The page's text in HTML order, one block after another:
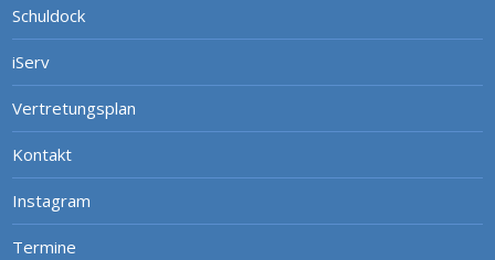
Schuldock
iServ
Vertretungsplan
Kontakt
Instagram
Termine